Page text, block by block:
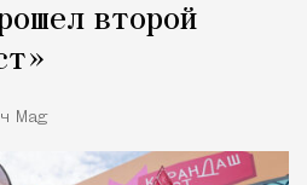
второй
Mag